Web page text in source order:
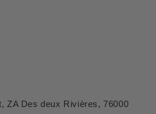
ZA Des deux Rivières, 76000